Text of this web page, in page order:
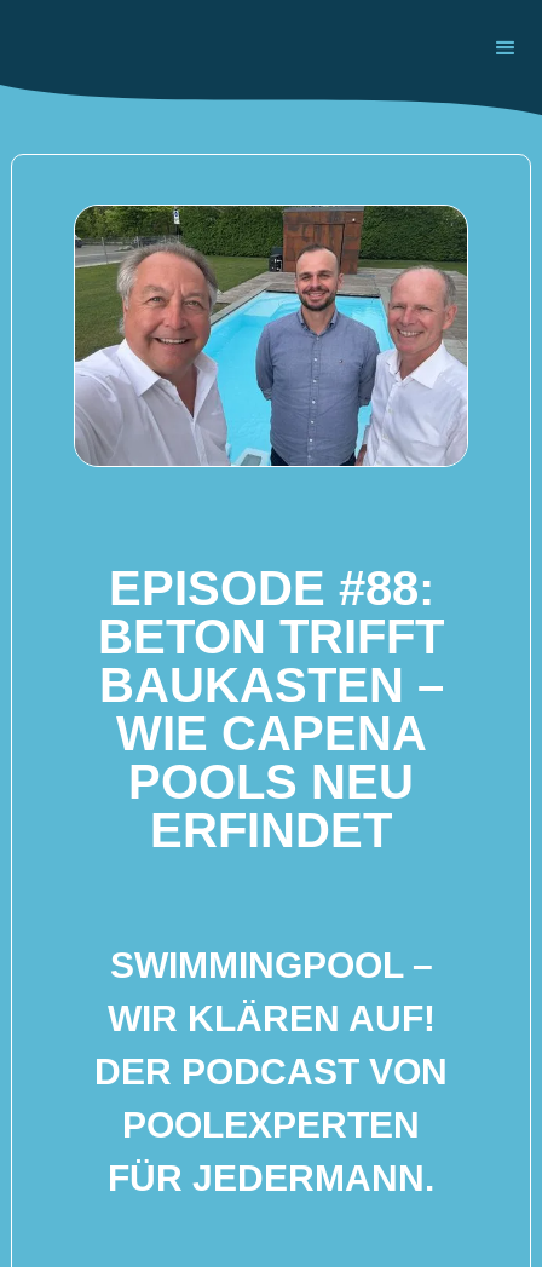
EPISODE #88:
BETON TRIFFT
BAUKASTEN –
WIE CAPENA
POOLS NEU
ERFINDET
SWIMMINGPOOL –
WIR KLÄREN AUF!
DER PODCAST VON
POOLEXPERTEN
FÜR JEDERMANN.